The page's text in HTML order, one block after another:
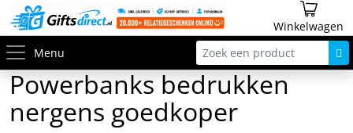
Winkelwagen
Menu
Powerbanks bedrukken
nergens goedkoper